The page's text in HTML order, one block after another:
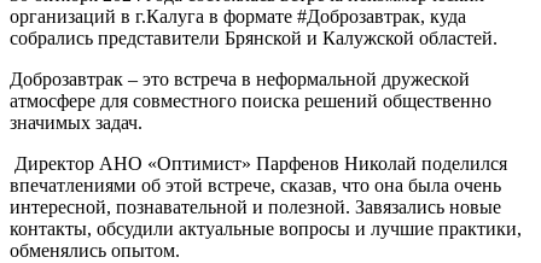
организаций в г.Калуга в формате #Доброзавтрак, куда
собрались представители Брянской и Калужской областей.
Доброзавтрак – это встреча в неформальной дружеской
атмосфере для совместного поиска решений общественно
значимых задач.
Директор АНО «Оптимист» Парфенов Николай поделился
впечатлениями об этой встрече, сказав, что она была очень
интересной, познавательной и полезной. Завязались новые
контакты, обсудили актуальные вопросы и лучшие практики,
обменялись опытом.